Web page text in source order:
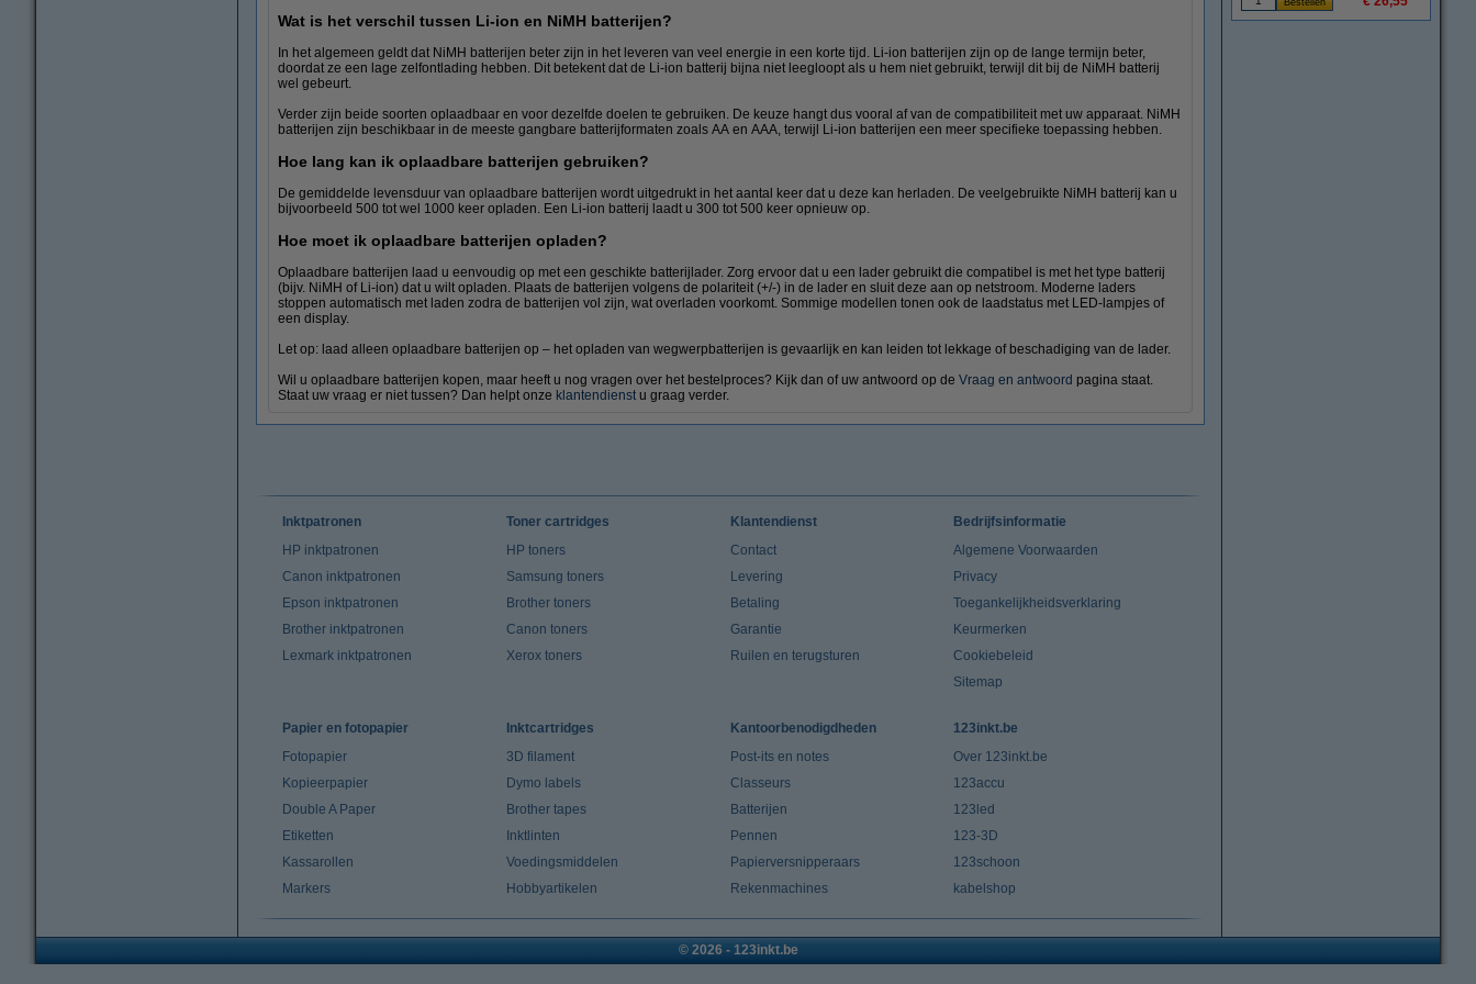
Wat is het verschil tussen Li-ion en NiMH batterijen?
In het algemeen geldt dat NiMH batterijen beter zijn in het leveren van veel energie in een korte tijd. Li-ion batterijen zijn op de lange termijn beter,
doordat ze een lage zelfontlading hebben. Dit betekent dat de Li-ion batterij bijna niet leegloopt als u hem niet gebruikt, terwijl dit bij de NiMH batterij
wel gebeurt.
Verder zijn beide soorten oplaadbaar en voor dezelfde doelen te gebruiken. De keuze hangt dus vooral af van de compatibiliteit met uw apparaat. NiMH
batterijen zijn beschikbaar in de meeste gangbare batterijformaten zoals AA en AAA, terwijl Li-ion batterijen een meer specifieke toepassing hebben.
Hoe lang kan ik oplaadbare batterijen gebruiken?
De gemiddelde levensduur van oplaadbare batterijen wordt uitgedrukt in het aantal keer dat u deze kan herladen. De veelgebruikte NiMH batterij kan u
bijvoorbeeld 500 tot wel 1000 keer opladen. Een Li-ion batterij laadt u 300 tot 500 keer opnieuw op.
Hoe moet ik oplaadbare batterijen opladen?
Oplaadbare batterijen laad u eenvoudig op met een geschikte batterijlader. Zorg ervoor dat u een lader gebruikt die compatibel is met het type batterij
(bijv. NiMH of Li-ion) dat u wilt opladen. Plaats de batterijen volgens de polariteit (+/-) in de lader en sluit deze aan op netstroom. Moderne laders
stoppen automatisch met laden zodra de batterijen vol zijn, wat overladen voorkomt. Sommige modellen tonen ook de laadstatus met LED-lampjes of
een display.
Let op: laad alleen oplaadbare batterijen op – het opladen van wegwerpbatterijen is gevaarlijk en kan leiden tot lekkage of beschadiging van de lader.
Wil u oplaadbare batterijen kopen, maar heeft u nog vragen over het bestelproces? Kijk dan of uw antwoord op de Vraag en antwoord pagina staat.
Staat uw vraag er niet tussen? Dan helpt onze klantendienst u graag verder.
Inktpatronen
HP inktpatronen
Canon inktpatronen
Epson inktpatronen
Brother inktpatronen
Lexmark inktpatronen
Toner cartridges
HP toners
Samsung toners
Brother toners
Canon toners
Xerox toners
Klantendienst
Contact
Levering
Betaling
Garantie
Ruilen en terugsturen
Bedrijfsinformatie
Algemene Voorwaarden
Privacy
Toegankelijkheidsverklaring
Keurmerken
Cookiebeleid
Sitemap
Papier en fotopapier
Fotopapier
Kopieerpapier
Double A Paper
Etiketten
Kassarollen
Markers
Inktcartridges
3D filament
Dymo labels
Brother tapes
Inktlinten
Voedingsmiddelen
Hobbyartikelen
Kantoorbenodigdheden
Post-its en notes
Classeurs
Batterijen
Pennen
Papierversnipperaars
Rekenmachines
123inkt.be
Over 123inkt.be
123accu
123led
123-3D
123schoon
kabelshop
© 2026 - 123inkt.be